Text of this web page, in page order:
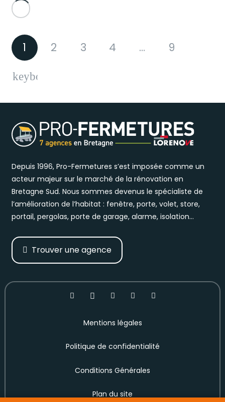
1 2 3 4 … 9
Depuis 1996, Pro-Fermetures s’est imposée comme un
acteur majeur sur le marché de la rénovation en
Bretagne Sud. Nous sommes devenus le spécialiste de
l’amélioration de l’habitat : fenêtre, porte, volet, store,
portail, pergolas, porte de garage, alarme, isolation…
Trouver une agence
Mentions légales
Politique de confidentialité
Conditions Générales
Plan du site